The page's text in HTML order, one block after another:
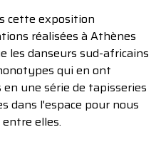
cette exposition
réalisées à Athènes
les danseurs sud-africains
qui en ont
une série de tapisseries
dans l'espace pour nous
elles.